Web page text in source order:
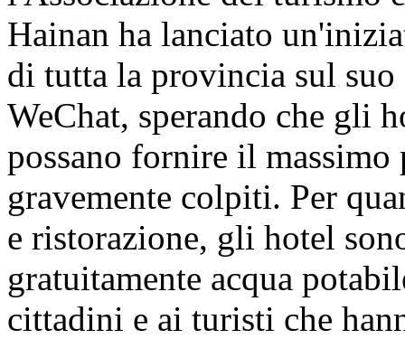
Hainan ha lanciato
di tutta la provincia sul
WeChat, sperando che gli
possano fornire il
gravemente colpiti. Per
e ristorazione, gli hotel
gratuitamente acqua
cittadini e ai turisti che